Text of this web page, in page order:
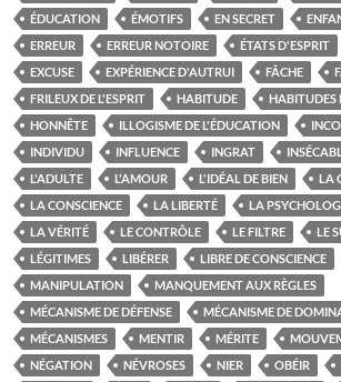
ÉDUCATION
ÉMOTIFS EN SECRET
ERREUR
ERREUR NOTOIRE ÉTATS D'ESPRIT
EXCUSE
EXPÉRIENCE D'AUTRUI FÂCHE
FRILEUX DE L'ESPRIT
HABITUDE
HABITUDES
HONNÊTE
ILLOGISME DE L'ÉDUCATION
INDIVIDU
INFLUENCE INGRAT
L'ADULTE
L'AMOUR L'IDÉAL DE BIEN
LA
LA CONSCIENCE
LA LIBERTÉ
LA
LA VÉRITÉ
LE CONTRÔLE LE FILTRE
LE
LÉGITIMES
LIBÉRER LIBRE DE CONSCIENCE
MANIPULATION
MANQUEMENT AUX RÈGLES
MÉCANISME DE DÉFENSE
MÉCANISME DE
MÉCANISMES
MENTIR MÉRITE
NÉGATION
NÉVROSES NIER OBÉIR